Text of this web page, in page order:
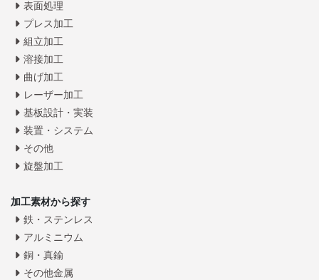
表面処理
プレス加工
組立加工
溶接加工
曲げ加工
レーザー加工
基板設計・実装
装置・システム
その他
旋盤加工
加工素材から探す
鉄・ステンレス
アルミニウム
銅・真鍮
その他金属